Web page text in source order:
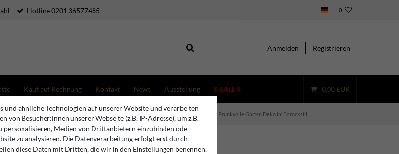
Hotline 0201 36577485 0
Anmelden Registrieren
Kauf auf Rechnung Kontakt News Ausstellung $ SALE $ 0,00 EUR
Garten Pavillon Braun Ø 300 x H. 420 cm - Gusseisen Pavillon mit integrierten Sitzbänken - Prunkvolle Garten Deko im Barockstil
Casa Padrino
und ähnliche Technologien auf unserer Website und verarbeiten
von Besucher:innen unserer Webseite (z.B. IP-Adresse), um z.B.
personalisieren, Medien von Drittanbietern einzubinden oder
zu analysieren. Die Datenverarbeitung erfolgt erst durch
diese Daten mit Dritten, die wir in den Einstellungen benennen.